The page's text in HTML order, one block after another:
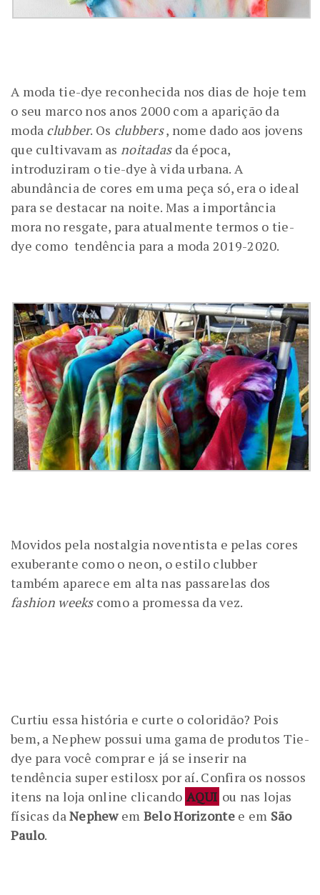
A moda tie-dye reconhecida nos dias de hoje tem
o seu marco nos anos 2000 com a aparição da
moda clubber. Os clubbers, nome dado aos jovens
que cultivavam asnoitadasda época,
introduziram o tie-dye à vida urbana. A
abundância de cores em uma peça só, era o ideal
para se destacar na noite. Mas a importância
mora no resgate, para atualmente termos o tie-
dye como tendência para a moda 2019-2020.
Movidos pela nostalgia noventista e pelas cores
exuberante como o neon, o estilo clubber
também aparece em alta nas passarelas dos
fashion weekscomo a promessa da vez.
Curtiu essa história e curte o coloridão? Pois
bem, a Nephew possui uma gama de produtos Tie-
dye para você comprar e já se inserir na
tendência super estilosx por aí. Confira os nossos
itens na loja online clicando AQUI ou nas lojas
físicas daNephewem Belo Horizontee em São
Paulo.